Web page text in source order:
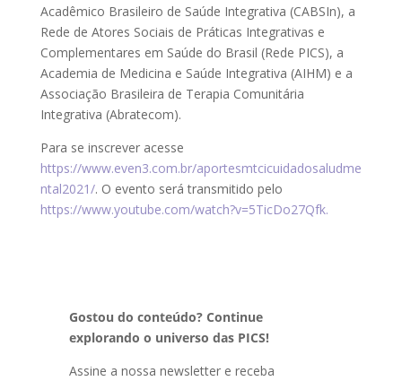
Acadêmico Brasileiro de Saúde Integrativa (CABSIn), a
Rede de Atores Sociais de Práticas Integrativas e
Complementares em Saúde do Brasil (Rede PICS), a
Academia de Medicina e Saúde Integrativa (AIHM) e a
Associação Brasileira de Terapia Comunitária
Integrativa (Abratecom).
Para se inscrever acesse
https://www.even3.com.br/aportesmtcicuidadosaludme
ntal2021/. O evento será transmitido pelo
https://www.youtube.com/watch?v=5TicDo27Qfk.
Gostou do conteúdo? Continue
explorando o universo das PICS!
Assine a nossa newsletter e receba